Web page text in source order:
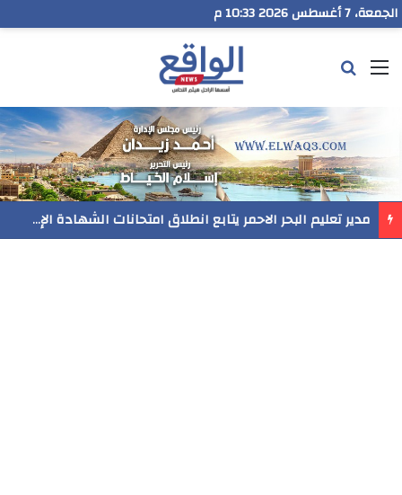
الجمعة، 7 أغسطس 2026 10:33 م
القائمة
مدير تعليم البحر الاحمر يتابع انطلاق امتحانات الشهادة الإعدادية ويؤكد: الانضباط